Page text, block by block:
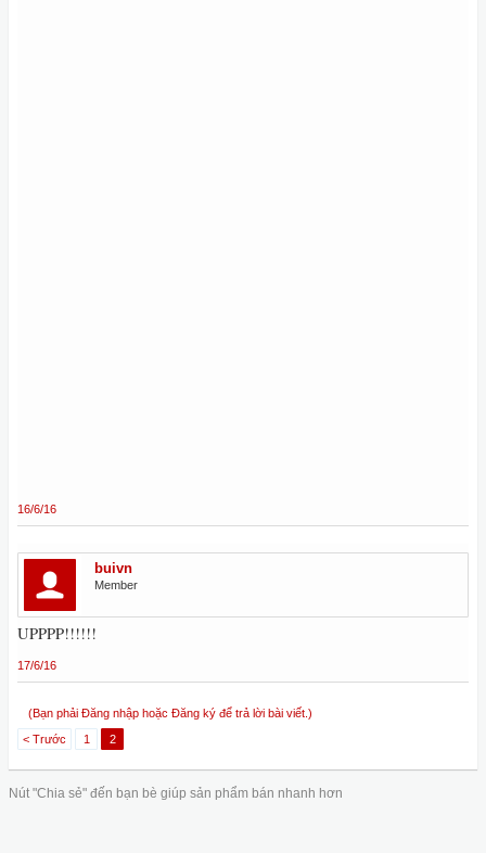
16/6/16
buivn
Member
UPPPP!!!!!!
17/6/16
(Bạn phải Đăng nhập hoặc Đăng ký để trả lời bài viết.)
< Trước
1 2
Nút "Chia sẻ" đến bạn bè giúp sản phẩm bán nhanh hơn